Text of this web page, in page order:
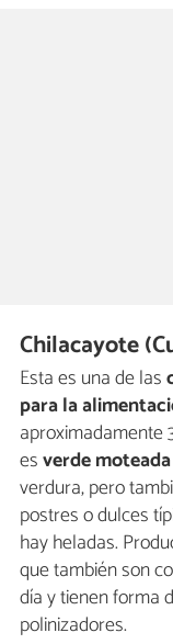
Chilacayote
Esta es una de las
para la
aproximadamente
esverde
verdura, pero
postres o dulces
hay heladas.
que también son
día y tienen forma
polinizadores.